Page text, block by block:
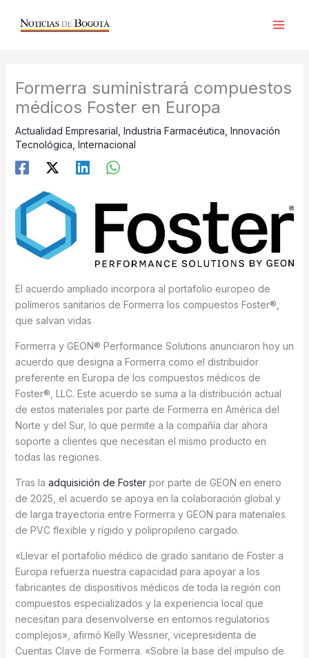
Formerra suministrará compuestos
médicos Foster en Europa
Actualidad Empresarial Industria Farmacéutica Innovación
Tecnológica Internacional
El acuerdo ampliado incorpora al portafolio europeo de
polímeros sanitarios de Formerra los compuestos Foster®,
que salvan vidas
Formerra y GEON® Performance Solutions anunciaron hoy un
acuerdo que designa a Formerra como el distribuidor
preferente en Europa de los compuestos médicos de
Foster®, LLC. Este acuerdo se suma a la distribución actual
de estos materiales por parte de Formerra en América del
Norte y del Sur, lo que permite a la compañía dar ahora
soporte a clientes que necesitan el mismo producto en
todas las regiones.
Tras la adquisición de Fosterpor parte de GEON en enero
de 2025, el acuerdo se apoya en la colaboración global y
de larga trayectoria entre Formerra y GEON para materiales
de PVC flexible y rígido y polipropileno cargado.
«Llevar el portafolio médico de grado sanitario de Foster a
Europa refuerza nuestra capacidad para apoyar a los
fabricantes de dispositivos médicos de toda la región con
compuestos especializados y la experiencia local que
necesitan para desenvolverse en entornos regulatorios
complejos», afirmó Kelly Wessner, vicepresidenta de
Cuentas Clave de Formerra. «Sobre la base del impulso de